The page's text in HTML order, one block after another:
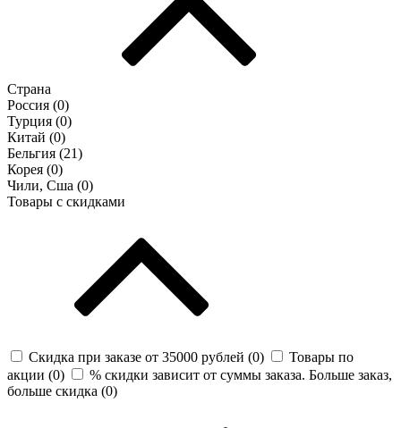
Страна
Россия (0)
Турция (0)
Китай (0)
Бельгия (21)
Корея (0)
Чили, Сша (0)
Товары с скидками
Скидка при заказе от 35000 рублей (0)
Товары по
акции (0)
% скидки зависит от суммы заказа. Больше заказ,
больше скидка (0)